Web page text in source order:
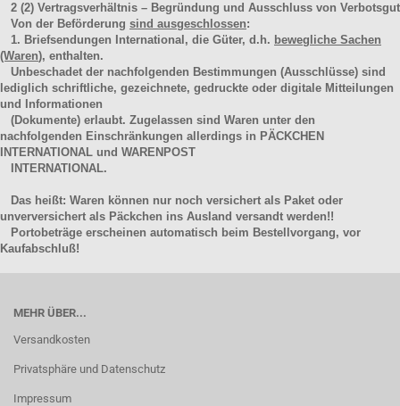
2 (2) Vertragsverhältnis – Begründung und Ausschluss von Verbotsgut
Von der Beförderung sind ausgeschlossen:
1. Briefsendungen International, die Güter, d.h. bewegliche Sachen
(Waren), enthalten.
Unbeschadet der nachfolgenden Bestimmungen (Ausschlüsse) sind
lediglich schriftliche, gezeichnete, gedruckte oder digitale Mitteilungen
und Informationen
(Dokumente) erlaubt. Zugelassen sind Waren unter den
nachfolgenden Einschränkungen allerdings in PÄCKCHEN
INTERNATIONAL und WARENPOST
INTERNATIONAL.
Das heißt: Waren können nur noch versichert als Paket oder
unverversichert als Päckchen ins Ausland versandt werden!!
Portobeträge erscheinen automatisch beim Bestellvorgang, vor
Kaufabschluß!
MEHR ÜBER...
Versandkosten
Privatsphäre und Datenschutz
Impressum